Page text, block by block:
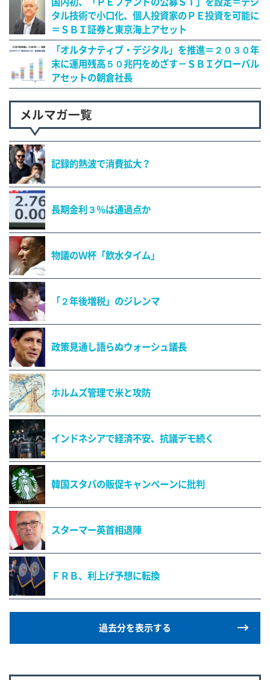
タル技術で小口化、個人投資家のＰＥ投資を可能に
＝ＳＢＩ証券と東京海上アセット
「オルタナティブ・デジタル」を推進＝２０３０年
末に運用残高５０兆円をめざす－ＳＢＩグローバル
アセットの朝倉社長
メルマガ一覧
記録的熱波で消費拡大？
長期金利３％は通過点か
物議のＷ杯「飲水タイム」
「２年後増税」のジレンマ
政策見通し語らぬウォーシュ議長
ホルムズ管理で米と攻防
インドネシアで経済不安、抗議デモ続く
韓国スタバの販促キャンペーンに批判
スターマー英首相退陣
ＦＲＢ、利上げ予想に転換
過去分を表示する